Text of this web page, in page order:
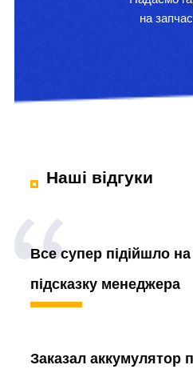
на
Наші відгуки
Все супер підійшло
підсказку менеджера
Заказал аккумулятор